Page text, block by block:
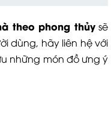
theo phong thủysẽ
dùng, hãy liên hệ với
những món đồ ưng ý